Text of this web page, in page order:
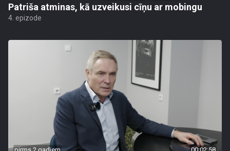
Patriša atminas, kā uzveikusi cīņu ar mobingu
4. epizode